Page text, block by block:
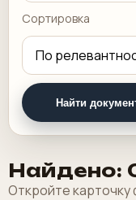
Сортировка
Найти
Найдено:
Откройте карточку